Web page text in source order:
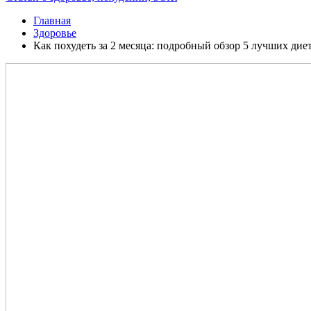
Главная
Здоровье
Как похудеть за 2 месяца: подробный обзор 5 лучших